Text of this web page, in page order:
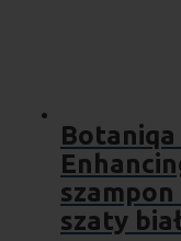
Botaniqa
szaty